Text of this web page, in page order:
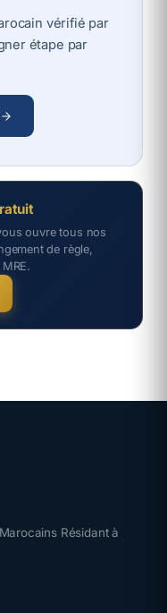
vérifié par
étape par
ouvre tous nos
de règle,
Résidant à